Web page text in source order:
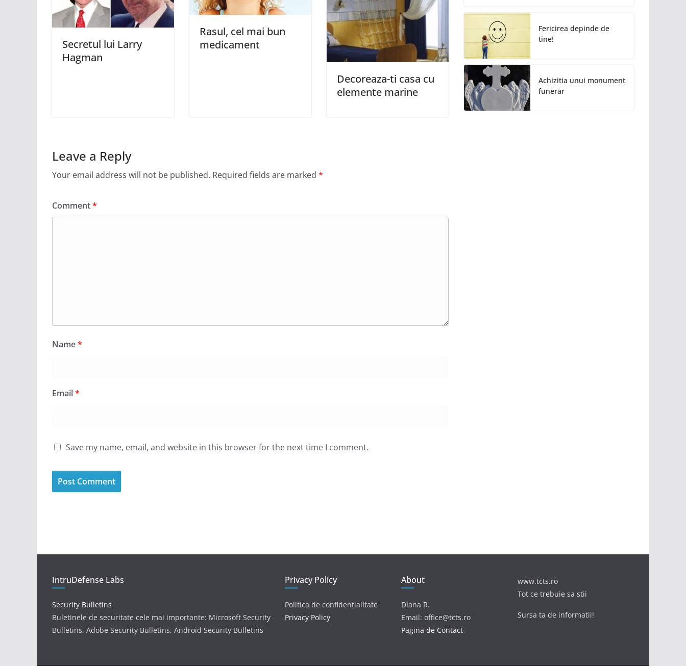
Secretul lui Larry
Hagman
Rasul, cel mai bun
medicament
Decoreaza-ti casa cu
elemente marine
Leave a Reply
Your email address will not be published. Required fields are marked *
Comment*
Name*
Email*
Save my name, email, and website in this browser for the next time I comment.
Fericirea depinde de
tine!
Achizitia unui monument
funerar
IntruDefense Labs
Security Bulletins
Buletinele de securitate cele mai importante: Microsoft Security
Bulletins, Adobe Security Bulletins, Android Security Bulletins
Privacy Policy
Politica de confidențialitate
Privacy Policy
About
Diana R.
Email: office@tcts.ro
Pagina de Contact
www.tcts.ro
Tot ce trebuie sa stii
Sursa ta de informatii!